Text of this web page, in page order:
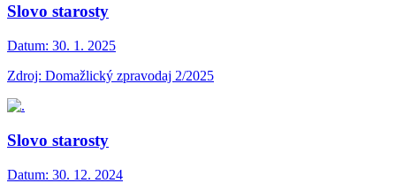
Slovo starosty
Datum: 30. 1. 2025
Zdroj: Domažlický zpravodaj 2/2025
Slovo starosty
Datum: 30. 12. 2024